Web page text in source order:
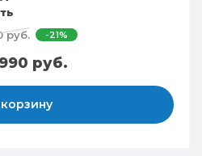
руб.
-21%
руб.